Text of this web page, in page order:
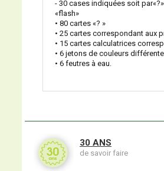
- 30 cases indiquées soit
«flash»
• 80 cartes «? »
• 25 cartes correspondant aux
• 15 cartes calculatrices
• 6 jetons de couleurs
• 6 feutres à eau.
30 ANS
de savoir faire